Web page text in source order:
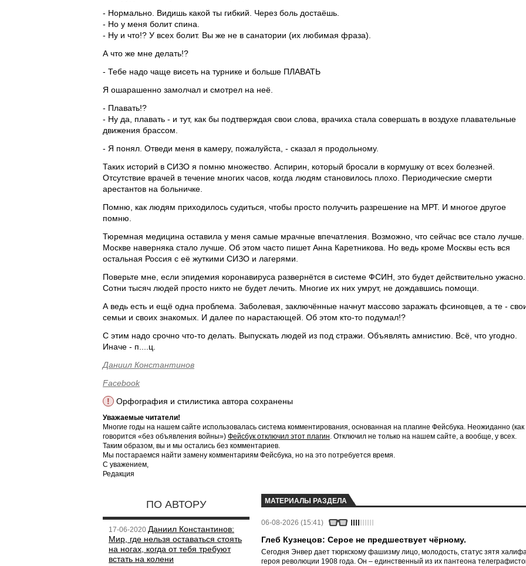
- Нормально. Видишь какой ты гибкий. Через боль достаёшь.
- Но у меня болит спина.
- Ну и что!? У всех болит. Вы же не в санатории (их любимая фраза).
А что же мне делать!?
- Тебе надо чаще висеть на турнике и больше ПЛАВАТЬ
Я ошарашенно замолчал и смотрел на неё.
- Плавать!?
- Ну да, плавать - и тут, как бы подтверждая свои слова, врачиха стала совершать в воздухе плавательные
движения брассом.
- Я понял. Отведи меня в камеру, пожалуйста, - сказал я продольному.
Таких историй в СИЗО я помню множество. Аспирин, который бросали в кормушку от всех болезней.
Отсутствие врачей в течение многих часов, когда людям становилось плохо. Периодические смерти
арестантов на больничке.
Помню, как людям приходилось судиться, чтобы просто получить разрешение на МРТ. И многое другое
помню.
Тюремная медицина оставила у меня самые мрачные впечатления. Возможно, что сейчас все стало
Москве наверняка стало лучше. Об этом часто пишет Анна Каретникова. Но ведь кроме Москвы есть вся
остальная Россия с её жуткими СИЗО и лагерями.
Поверьте мне, если эпидемия коронавируса развернётся в системе ФСИН, это будет действительно ужасно.
Сотни тысяч людей просто никто не будет лечить. Многие их них умрут, не дождавшись помощи.
А ведь есть и ещё одна проблема. Заболевая, заключённые начнут массово заражать фсиновцев, а те -
семьи и своих знакомых. И далее по нарастающей. Об этом кто-то подумал!?
С этим надо срочно что-то делать. Выпускать людей из под стражи. Объявлять амнистию. Всё, что угодно.
Иначе - п....ц.
Даниил Константинов
Facebook
!
Орфография и стилистика автора сохранены
Уважаемые читатели!
Многие годы на нашем сайте использовалась система комментирования, основанная на плагине Фейсбука. Неожиданно (как
говорится «без объявления войны») Фейсбук отключил этот плагин. Отключил не только на нашем сайте, а вообще, у всех.
Таким образом, вы и мы остались без комментариев.
Мы постараемся найти замену комментариям Фейсбука, но на это потребуется время.
С уважением,
Редакция
ПО АВТОРУ
17-06-2020 Даниил Константинов:
Мир, где нельзя оставаться стоять
на ногах, когда от тебя требуют
встать на колени
МАТЕРИАЛЫ РАЗДЕЛА
06-08-2026 (15:41)
Глеб Кузнецов: Серое не предшествует чёрному.
Сегодня Энвер дает тюркскому фашизму лицо, молодость, статус зятя
героя революции 1908 года. Он – единственный из их пантеона